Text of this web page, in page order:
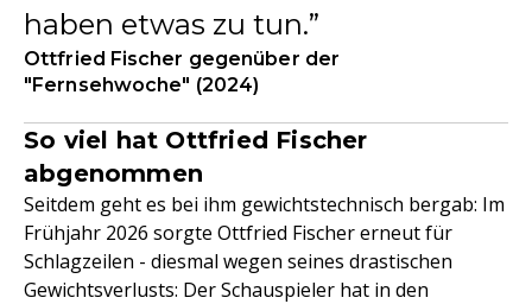
haben etwas zu tun.
Ottfried Fischer gegenüber der
"Fernsehwoche" (2024)
So viel hat Ottfried Fischer
abgenommen
Seitdem geht es bei ihm gewichtstechnisch bergab: Im
Frühjahr 2026 sorgte Ottfried Fischer erneut für
Schlagzeilen - diesmal wegen seines drastischen
Gewichtsverlusts: Der Schauspieler hat in den